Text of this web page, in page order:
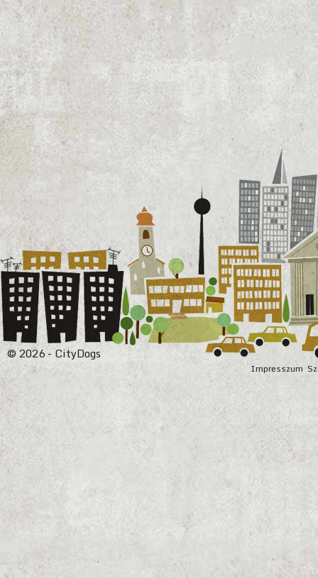
Impresszum
© 2026 - CityDogs